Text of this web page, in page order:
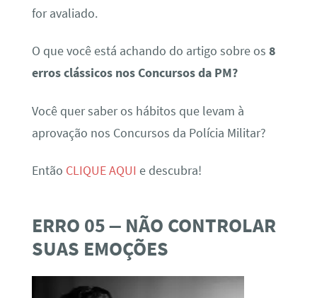
for avaliado.
O que você está achando do artigo sobre os 8
erros clássicos nos Concursos da PM?
Você quer saber os hábitos que levam à
aprovação nos Concursos da Polícia Militar?
Então CLIQUE AQUI e descubra!
ERRO 05 – NÃO CONTROLAR
SUAS EMOÇÕES